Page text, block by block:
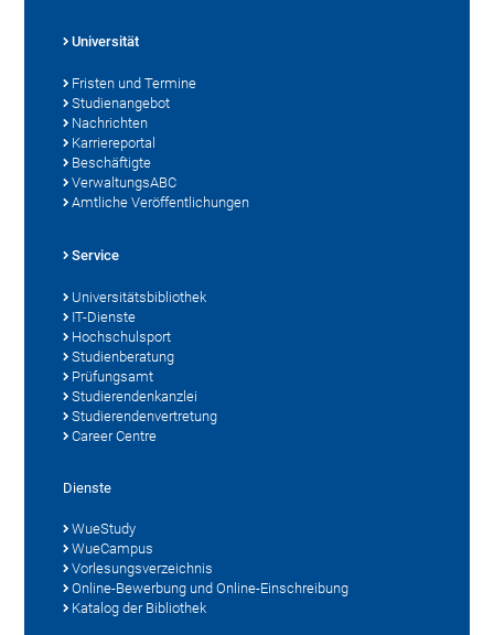
Universität
Fristen und Termine
Studienangebot
Nachrichten
Karriereportal
Beschäftigte
VerwaltungsABC
Amtliche Veröffentlichungen
Service
Universitätsbibliothek
IT-Dienste
Hochschulsport
Studienberatung
Prüfungsamt
Studierendenkanzlei
Studierendenvertretung
Career Centre
Dienste
WueStudy
WueCampus
Vorlesungsverzeichnis
Online-Bewerbung und Online-Einschreibung
Katalog der Bibliothek